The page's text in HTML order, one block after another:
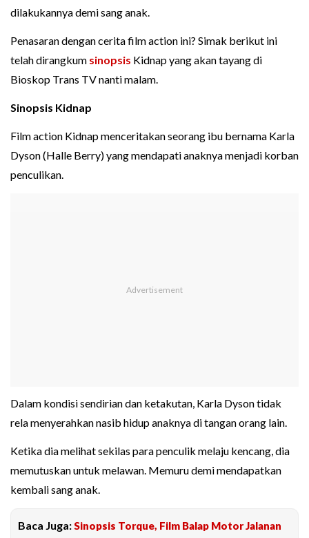
dilakukannya demi sang anak.
Penasaran dengan cerita film action ini? Simak berikut ini
telah dirangkum sinopsis Kidnap yang akan tayang di
Bioskop Trans TV nanti malam.
Sinopsis Kidnap
Film action Kidnap menceritakan seorang ibu bernama Karla
Dyson (Halle Berry) yang mendapati anaknya menjadi korban
penculikan.
Dalam kondisi sendirian dan ketakutan, Karla Dyson tidak
rela menyerahkan nasib hidup anaknya di tangan orang lain.
Ketika dia melihat sekilas para penculik melaju kencang, dia
memutuskan untuk melawan. Memuru demi mendapatkan
kembali sang anak.
Baca Juga:Sinopsis Torque, Film Balap Motor Jalanan